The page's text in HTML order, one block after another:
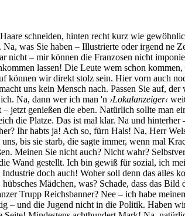
schneiden, hinten recht kurz wie
was Sie haben – Illustrierte oder irgend ne
nicht – mir können die Franzosen nicht
lassen! Die Leute wem schon
können wir direkt stolz sein. Hier vorn auch
uns kein Mensch nach. Passen Sie auf,
Na, dann wer ich man 'n ›Lokalanzeiger‹
genießen die eben. Natürlich sollte man
die Platze. Das ist mal klar. Na und
Ihr habts ja! Ach so, fürn Hals! Na, Herr
bis sie starb, die sagte immer, wenn mal
Sie nicht auch? Nicht wahr?
Wand gestellt. Ich bin gewiß für sozial, ich
doch auch! Woher soll denn das alles
Mädchen, was? Schade, dass das
Trupp Reichsbanner? Nee – ich habe
– und die Jugend nicht in die Politik. Haben